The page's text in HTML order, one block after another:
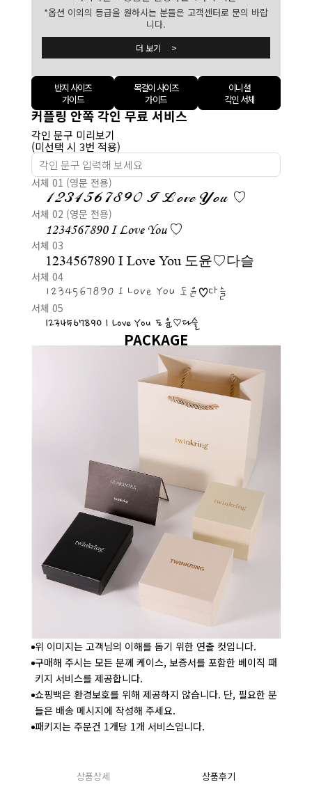
*옵션 이외의 등급을 원하시는 분들은 고객센터로 문의 바랍
니다.
더 보기 >
반지 사이즈
가이드
목걸이 사이즈
가이드
이니셜
각인 서체
커플링 안쪽 각인 무료 서비스
각인 문구 미리보기
(미선택 시 3번 적용)
서체 01 (영문 전용)
1234567890 I Love You ♡
서체 02 (영문 전용)
1234567890 I Love You ♡
서체 03
1234567890 I Love You 도윤♡다슬
서체 04
1234567890 I Love You 도윤♡다슬
서체 05
1234567890 I Love You 도윤♡다슬
PACKAGE
위 이미지는 고객님의 이해를 돕기 위한 연출 컷입니다.
구매해 주시는 모든 분께 케이스, 보증서를 포함한 베이직 패
키지 서비스를 제공합니다.
쇼핑백은 환경보호를 위해 제공하지 않습니다. 단, 필요한 분
들은 배송 메시지에 작성해 주세요.
패키지는 주문건 1개당 1개 서비스입니다.
상품상세 상품후기